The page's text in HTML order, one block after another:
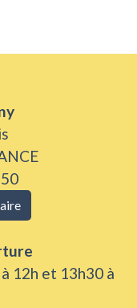
12h et 13h30 à